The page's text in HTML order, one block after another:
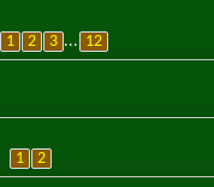
1 2 3 ... 12
1 2